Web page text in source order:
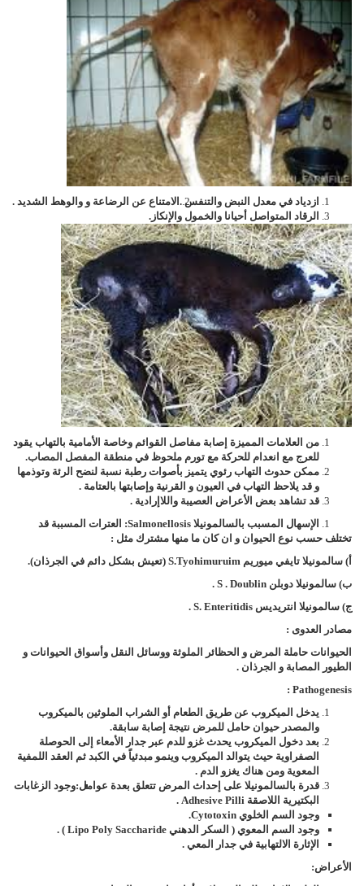
ازدياد في معدل النبض والتنفس . الامتناع عن الرضاعة و والوهط الشديد .
الرقاد المتواصل أحيانا والخمول والإنكاز.
من العلامات المميزة إصابة مفاصل القوائم وخاصة الأمامية بالتهاب يقود
للعرج مع انعدام للحركة مع تورم ملحوظ في منطقة المفصل المصاب.
ممكن حدوث التهاب رئوي يتميز بأصوات رطبة نسبة لنضح الرئة وتوذمها
و قد يلاحظ التهاب في العيون و القرنية وإصابتها بالعتامة .
قد تشاهد بعض الأعراض العصيبة واللاإرادية .
الإسهال المسبب بالسالمونيلا Salmonellosis
: العترات المسببة قد
تختلف حسب نوع الحيوان و ان كان ما منها مشترك مثل :
أ) سالمونيلا تايفي ميوريم S.tyohimuruim (تعيش بشكل دائم في الجرذان).
ب) سالمونيلا دوبلن S . Doublin
.
ج) سالمونيلا انتريديس S. Enteritidis
.
مصادر العدوى :
الحيوانات حاملة المرض و الحظائر الملوثة ووسائل النقل وأسواق الحيوانات و
الطيور المصابة و الجرذان .
Pathogenesis
:
يدخل الميكروب عن طريق الطعام أو الشراب الملوثين بالميكروب
والمصدر حيوان حامل للمرض نتيجة إصابة سابقة.
بعد دخول الميكروب يحدث غزو للدم عبر جدار الأمعاء إلى الحوصلة
الصفراوية حيث يتوالد الميكروب وينمو مبدئياً في الكبد ثم العقد اللمفية
المعوية ومن هناك يغزو الدم .
قدرة بالسالمونيلا على إحداث المرض تتعلق بعدة عوامل:وجود الزغابات
البكتيرية اللاصقة Adhesive Pilli
.
وجود السم الخلوي Cytotoxin
.
وجود السم المعوي ( السكر الدهني Lipo Poly Saccharide
) .
الإثارة الالتهابية في جدار المعي .
الأعراض: